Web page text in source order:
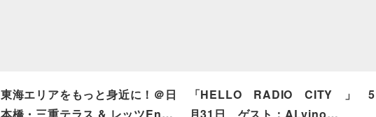
東海エリアをもっと身近に！＠日
「HELLO RADIO CITY 」 5